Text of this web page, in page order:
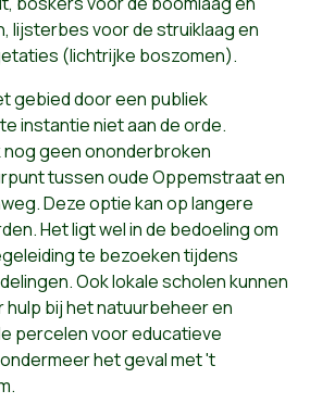
lijsterbes voor de struiklaag en
(lichtrijke boszomen).
gebied door een publiek
instantie niet aan de orde.
geen ononderbroken
tussen oude Oppemstraat en
Deze optie kan op langere
Het ligt wel in de bedoeling om
te bezoeken tijdens
Ook lokale scholen kunnen
bij het natuurbeheer en
percelen voor educatieve
het geval met 't